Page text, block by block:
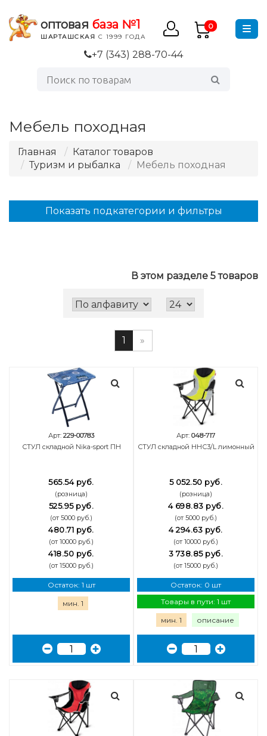
оптовая база №1
ШАРТАШСКАЯ С 1999 ГОДА
0
+7 (343) 288-70-44
Мебель походная
Главная
Каталог товаров
Туризм и рыбалка
Мебель походная
В этом разделе 5 товаров
1 »
Арт: 229-00783
СТУЛ складной Nika-sport ПН
565.54 руб.
(розница)
525.95 руб.
(от 5000 руб.)
480.71 руб.
(от 10000 руб.)
418.50 руб.
(от 15000 руб.)
Остаток: 1 шт
мин. 1
Арт: 048-717
СТУЛ складной ННС3/L лимонный
5 052.50 руб.
(розница)
4 698.83 руб.
(от 5000 руб.)
4 294.63 руб.
(от 10000 руб.)
3 738.85 руб.
(от 15000 руб.)
Остаток: 0 шт
Товары в пути: 1 шт
мин. 1 описание
Показать подкатегории и фильтры